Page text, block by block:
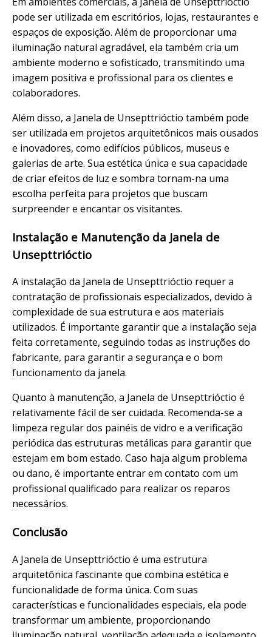
pode ser utilizada em escritórios, lojas, restaurantes e
espaços de exposição. Além de proporcionar uma
iluminação natural agradável, ela também cria um
ambiente moderno e sofisticado, transmitindo uma
imagem positiva e profissional para os clientes e
colaboradores.
Além disso, a Janela de Unsepttrióctio também pode
ser utilizada em projetos arquitetônicos mais ousados
e inovadores, como edifícios públicos, museus e
galerias de arte. Sua estética única e sua capacidade
de criar efeitos de luz e sombra tornam-na uma
escolha perfeita para projetos que buscam
surpreender e encantar os visitantes.
Instalação e Manutenção da Janela de
Unsepttrióctio
A instalação da Janela de Unsepttrióctio requer a
contratação de profissionais especializados, devido à
complexidade de sua estrutura e aos materiais
utilizados. É importante garantir que a instalação seja
feita corretamente, seguindo todas as instruções do
fabricante, para garantir a segurança e o bom
funcionamento da janela.
Quanto à manutenção, a Janela de Unsepttrióctio é
relativamente fácil de ser cuidada. Recomenda-se a
limpeza regular dos painéis de vidro e a verificação
periódica das estruturas metálicas para garantir que
estejam em bom estado. Caso haja algum problema
ou dano, é importante entrar em contato com um
profissional qualificado para realizar os reparos
necessários.
Conclusão
A Janela de Unsepttrióctio é uma estrutura
arquitetônica fascinante que combina estética e
funcionalidade de forma única. Com suas
características e funcionalidades especiais, ela pode
transformar um ambiente, proporcionando